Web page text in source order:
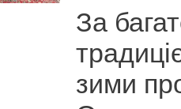
За
зими